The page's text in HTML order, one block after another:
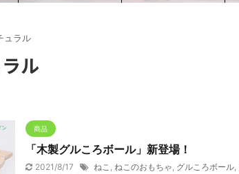
ュラル
ル
商品
「木製グルころボール」新登場！
2021/8/17 ねこ ねこのおもちゃ グルころボール